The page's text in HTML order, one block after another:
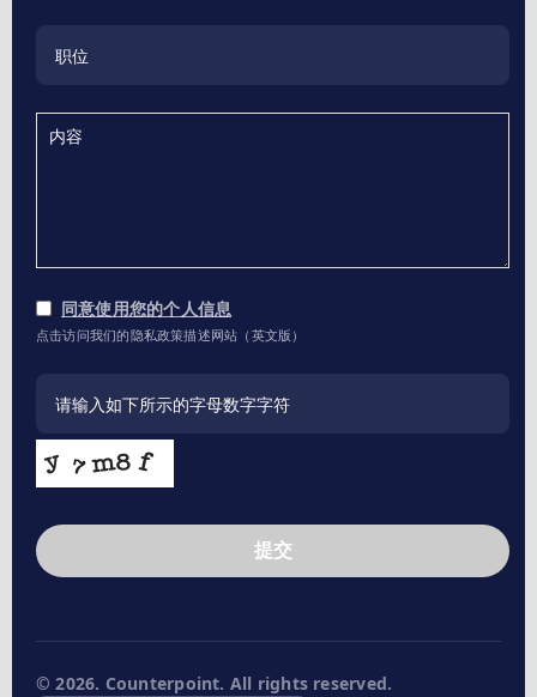
同意使用您的个人信息
点击访问我们的隐私政策描述网站（英文版）
提交
blank
© 2026. Counterpoint. All rights reserved.